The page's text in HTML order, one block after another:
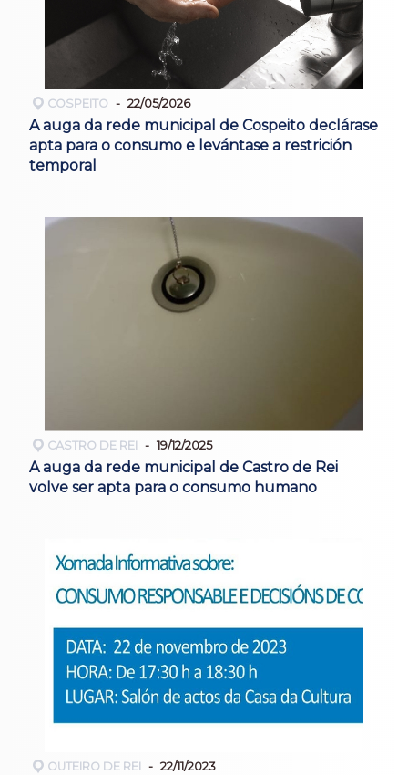
COSPEITO 22/05/2026
A auga da rede municipal de Cospeito declárase
apta para o consumo e levántase a restrición
temporal
CASTRO DE REI 19/12/2025
A auga da rede municipal de Castro de Rei
volve ser apta para o consumo humano
OUTEIRO DE REI 22/11/2023